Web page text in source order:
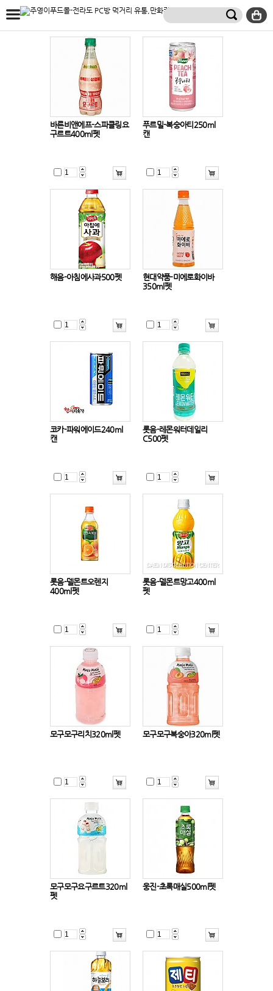
바른비앤에프-스파클링요
구르트400ml펫
푸르밀-복숭아티250ml
캔
해음-아침에사과500펫
현대약품-미에로화이바
350ml펫
코카-파워에이드240ml
캔
롯음-레몬워터데일리
C500펫
롯음-델몬트오렌지
400ml펫
롯음-델몬트망고400ml
펫
모구모구리치320ml펫 모구모구복숭아320ml펫
모구모구요구르트320ml
펫
웅진-초록매실500ml펫